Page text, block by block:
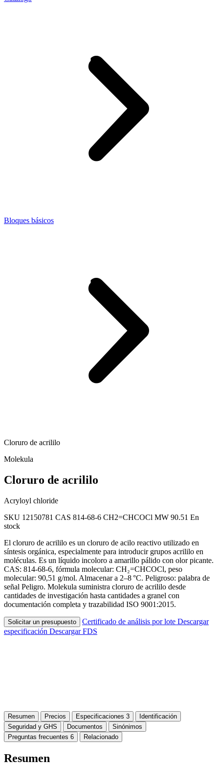
Bloques básicos
Cloruro de acrililo
Molekula
Cloruro de acrililo
Acryloyl chloride
SKU 12150781 CAS 814-68-6 CH2=CHCOCl MW 90.51 En
stock
El cloruro de acrililo es un cloruro de acilo reactivo utilizado en
síntesis orgánica, especialmente para introducir grupos acrililo en
moléculas. Es un líquido incoloro a amarillo pálido con olor picante.
CAS: 814-68-6, fórmula molecular: CH₂=CHCOCl, peso
molecular: 90,51 g/mol. Almacenar a 2–8 °C. Peligroso: palabra de
señal Peligro. Molekula suministra cloruro de acrililo desde
cantidades de investigación hasta cantidades a granel con
documentación completa y trazabilidad ISO 9001:2015.
Solicitar un presupuesto Certificado de análisis por lote Descargar
especificación Descargar FDS
Resumen Precios Especificaciones 3
Identificación
Seguridad y GHS
Documentos
Sinónimos
Preguntas frecuentes 6 Relacionado
Resumen